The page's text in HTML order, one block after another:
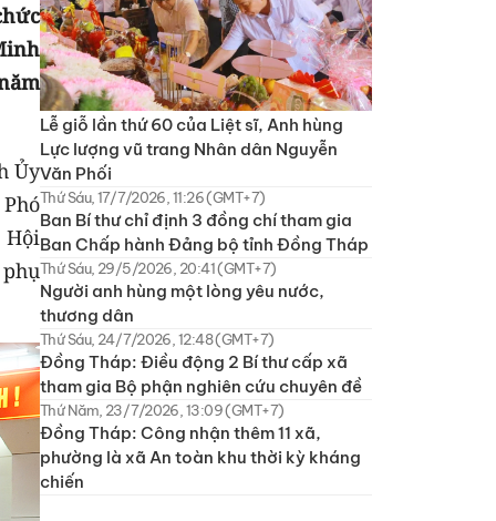
Ủy
Hội
Lễ giỗ lần thứ 60 của Liệt sĩ, Anh hùng
Lực lượng vũ trang Nhân dân Nguyễn
Văn Phối
Thứ Sáu, 17/7/2026, 11:26 (GMT+7)
Ban Bí thư chỉ định 3 đồng chí tham gia
Ban Chấp hành Đảng bộ tỉnh Đồng Tháp
Thứ Sáu, 29/5/2026, 20:41 (GMT+7)
Người anh hùng một lòng yêu nước,
thương dân
Thứ Sáu, 24/7/2026, 12:48 (GMT+7)
Đồng Tháp: Điều động 2 Bí thư cấp xã
tham gia Bộ phận nghiên cứu chuyên đề
Thứ Năm, 23/7/2026, 13:09 (GMT+7)
Đồng Tháp: Công nhận thêm 11 xã,
phường là xã An toàn khu thời kỳ kháng
chiến